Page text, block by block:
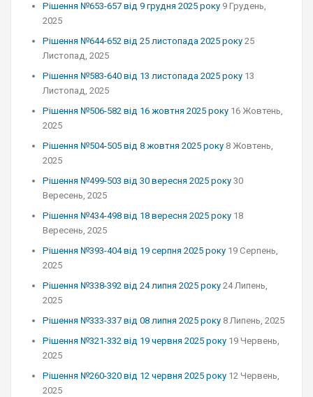
Рішення №653-657 від 9 грудня 2025 року 9 Грудень,
2025
Рішення №644-652 від 25 листопада 2025 року 25
Листопад, 2025
Рішення №583-640 від 13 листопада 2025 року 13
Листопад, 2025
Рішення №506-582 від 16 жовтня 2025 року 16 Жовтень,
2025
Рішення №504-505 від 8 жовтня 2025 року 8 Жовтень,
2025
Рішення №499-503 від 30 вересня 2025 року 30
Вересень, 2025
Рішення №434-498 від 18 вересня 2025 року 18
Вересень, 2025
Рішення №393-404 від 19 серпня 2025 року 19 Серпень,
2025
Рішення №338-392 від 24 липня 2025 року 24 Липень,
2025
Рішення №333-337 від 08 липня 2025 року 8 Липень, 2025
Рішення №321-332 від 19 червня 2025 року 19 Червень,
2025
Рішення №260-320 від 12 червня 2025 року 12 Червень,
2025